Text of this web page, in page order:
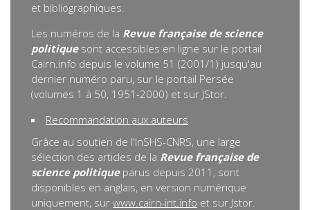
et bibliographiques.
Les numéros de la Revue française de science
politiquesont accessibles en ligne sur le portail
Cairn.info depuis le volume 51 (2001/1) jusqu'au
dernier numéro paru, sur le portail Persée
(volumes 1 à 50, 1951-2000) et sur JStor.
Recommandation aux auteurs
Grâce au soutien de l'InSHS-CNRS, une large
sélection des articles de la Revue française de
science politiqueparus depuis 2011, sont
disponibles en anglais, en version numérique
uniquement, sur www.cairn-int.info et sur Jstor.